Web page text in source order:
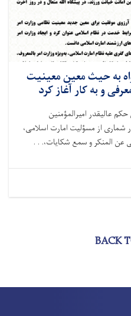
به حیث معین معینیت
و به کار آغاز کرد
عالیقدر امیرالمؤمنین
از مسؤلیت امارت اسلامی،
عن المنکر و سمع شکایات،. . .
BACK